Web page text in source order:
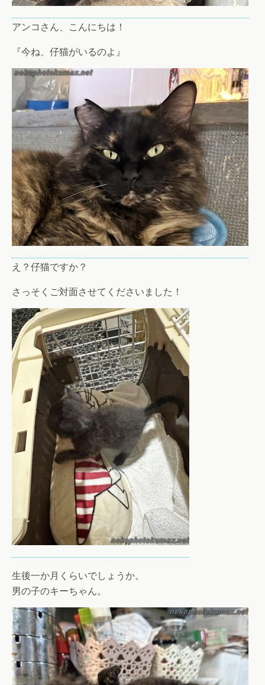
アンコさん、こんにちは！
『今ね、仔猫がいるのよ』
え？仔猫ですか？
さっそくご対面させてくださいました！
生後一か月くらいでしょうか。
男の子のキーちゃん。